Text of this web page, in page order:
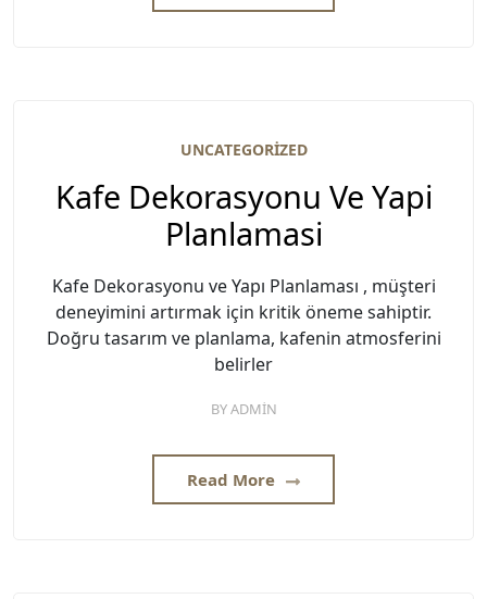
UNCATEGORIZED
Kafe Dekorasyonu Ve Yapi
Planlamasi
Kafe Dekorasyonu ve Yapı Planlaması , müşteri
deneyimini artırmak için kritik öneme sahiptir.
Doğru tasarım ve planlama, kafenin atmosferini
belirler
BYADMIN
Read More